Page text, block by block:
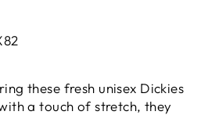
these fresh unisex Dickies
a touch of stretch, they